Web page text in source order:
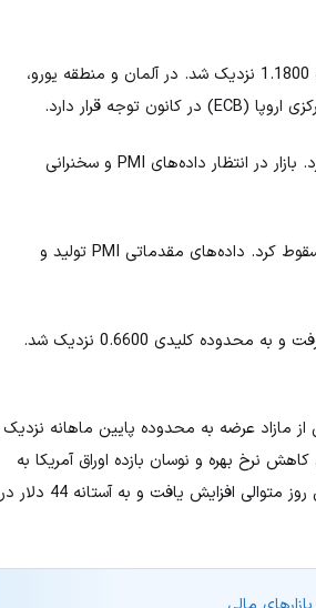
بخشی از موقعیت‌های خود را بازیابی کرد و به محدوده 1.1800 نزدیک شد. در آلمان و منطقه یورو،
از سطح 1.3500 عبور کرد. بازار در انتظار داده‌های PMI و سخنرانی
به کاهش ادامه داد و بار دیگر به زیر حمایت 148.00 سقوط کرد. داده‌های مقدماتی PMI تولید و
پس از سه روز افت متوالی روندی صعودی به خود گرفت و به محدوده کلیدی 0.6600 نزدیک شد.
مازاد عرضه به محدوده پایین ماهانه نزدیک
نرخ بهره و نوسان بازده اوراق آمریکا به
برای چهارمین روز متوالی افزایش یافت و به آستانه 44 دلار در